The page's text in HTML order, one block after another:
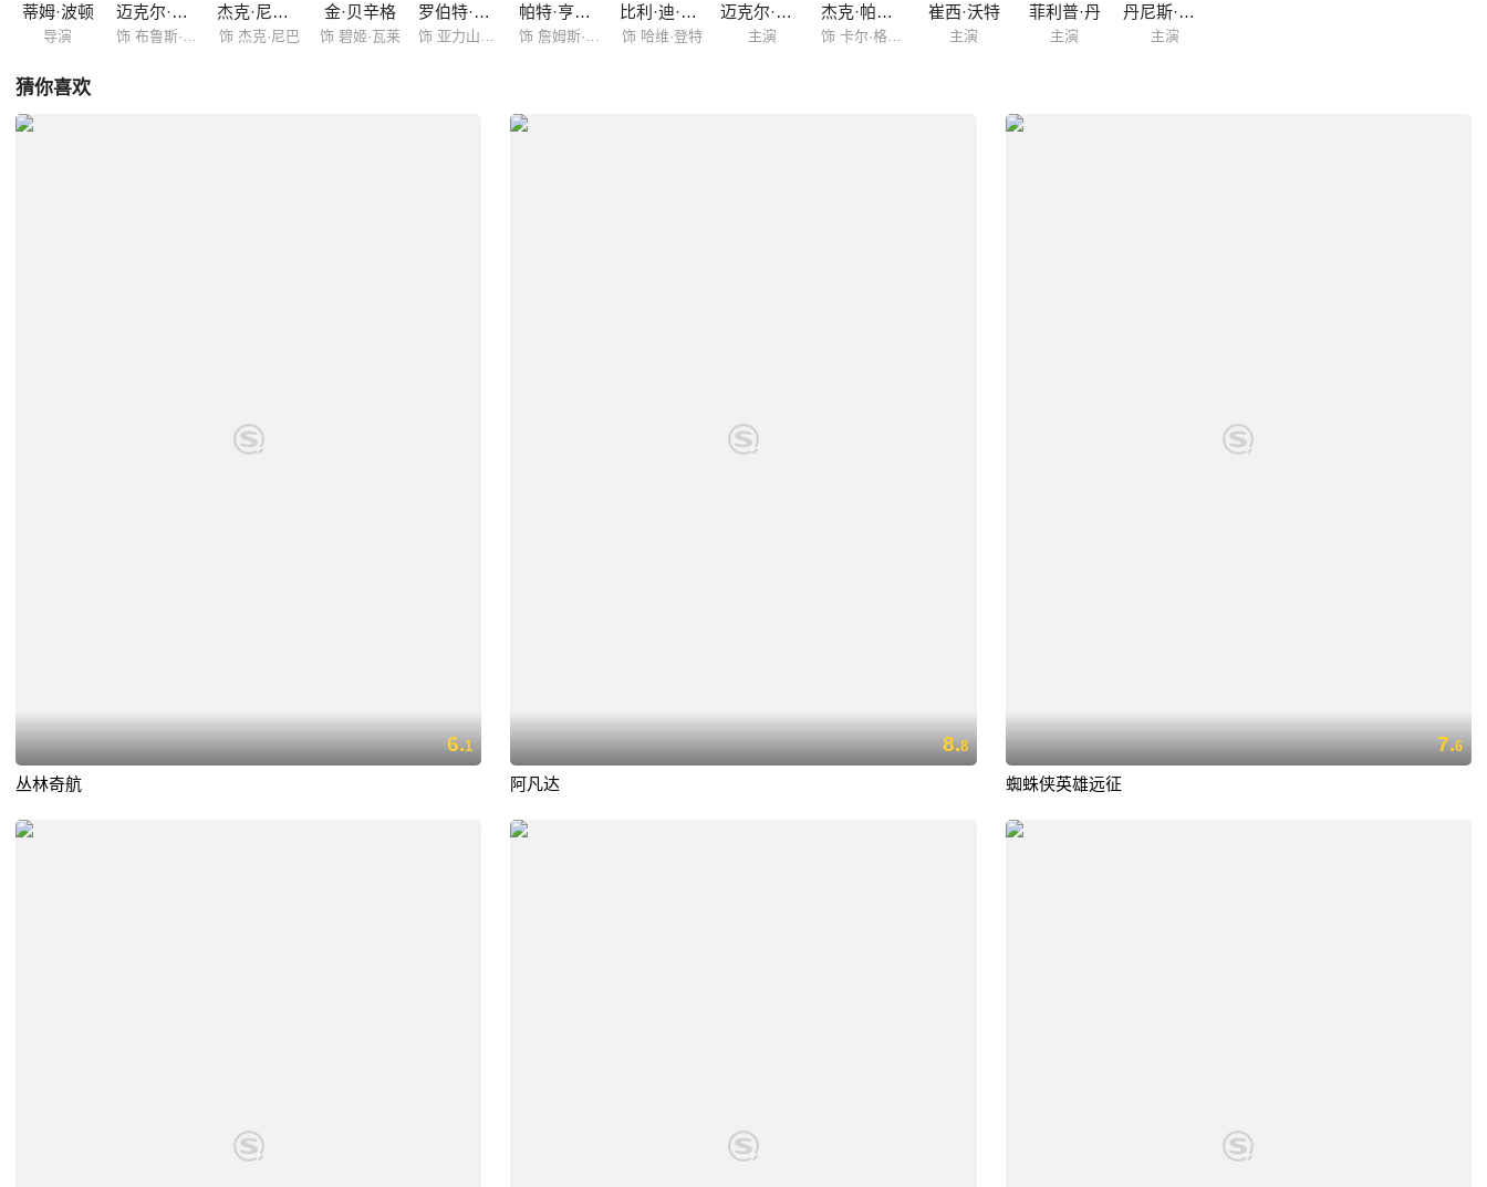
蒂姆·波顿
导演
迈克尔·基顿 杰克·尼科尔森
饰 杰克·尼巴
金·贝辛格
饰 碧姬·瓦莱
罗伯特·乌尔 帕特·亨格尔 比利·迪·威廉姆斯
饰 哈维·登特
迈克尔·高夫
主演
杰克·帕兰斯 崔西·沃特
主演
菲利普·丹
主演
丹尼斯·里尔
主演
猜你喜欢
6.1
丛林奇航
8.8
阿凡达
7.6
蜘蛛侠英雄远征